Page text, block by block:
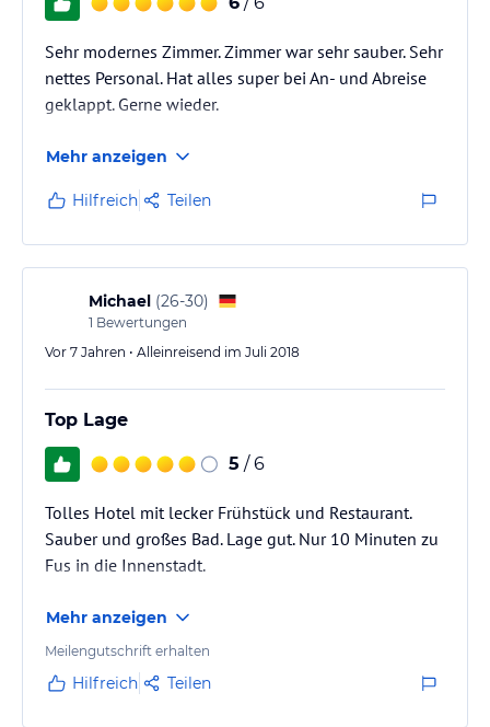
Sehr modernes Zimmer. Zimmer war sehr sauber. Sehr
nettes Personal. Hat alles super bei An- und Abreise
geklappt. Gerne wieder.
Mehr anzeigen
Hilfreich Teilen
Michael (26-30)
1 Bewertungen
Vor 7 Jahren • Alleinreisend im Juli 2018
Top Lage
5 / 6
Tolles Hotel mit lecker Frühstück und Restaurant.
Sauber und großes Bad. Lage gut. Nur 10 Minuten zu
Fus in die Innenstadt.
Mehr anzeigen
Meilengutschrift erhalten
Hilfreich Teilen